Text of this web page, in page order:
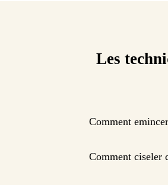
Les
Comment
Comment ciseler